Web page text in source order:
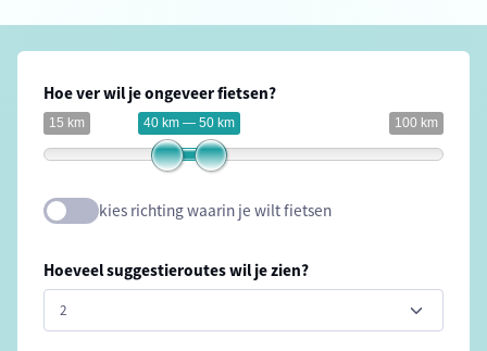
Hoe ver wil je ongeveer fietsen?
15 km 100 km
40 km — 50 km
kies richting waarin je wilt fietsen
Hoeveel suggestieroutes wil je zien?